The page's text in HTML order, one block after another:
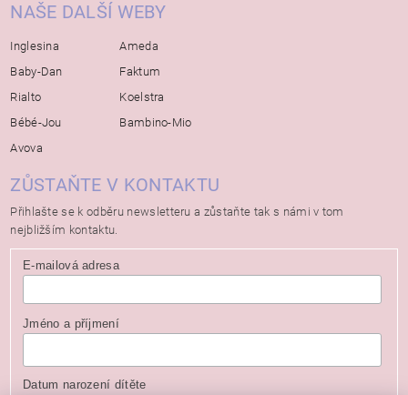
NAŠE DALŠÍ WEBY
Inglesina
Baby-Dan
Rialto
Bébé-Jou
Avova
Ameda
Faktum
Koelstra
Bambino-Mio
ZŮSTAŇTE V KONTAKTU
Přihlašte se k odběru newsletteru a zůstaňte tak s námi v tom
nejbližším kontaktu.
E-mailová adresa
Jméno a příjmení
Datum narození dítěte